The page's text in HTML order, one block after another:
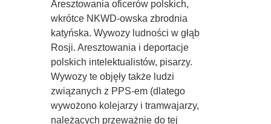
Aresztowania oficerów polskich,
wkrótce NKWD-owska zbrodnia
katyńska. Wywozy ludności w głąb
Rosji. Aresztowania i deportacje
polskich intelektualistów, pisarzy.
Wywozy te objęły także ludzi
związanych z PPS-em (dlatego
wywożono kolejarzy i tramwajarzy,
należących przeważnie do tej